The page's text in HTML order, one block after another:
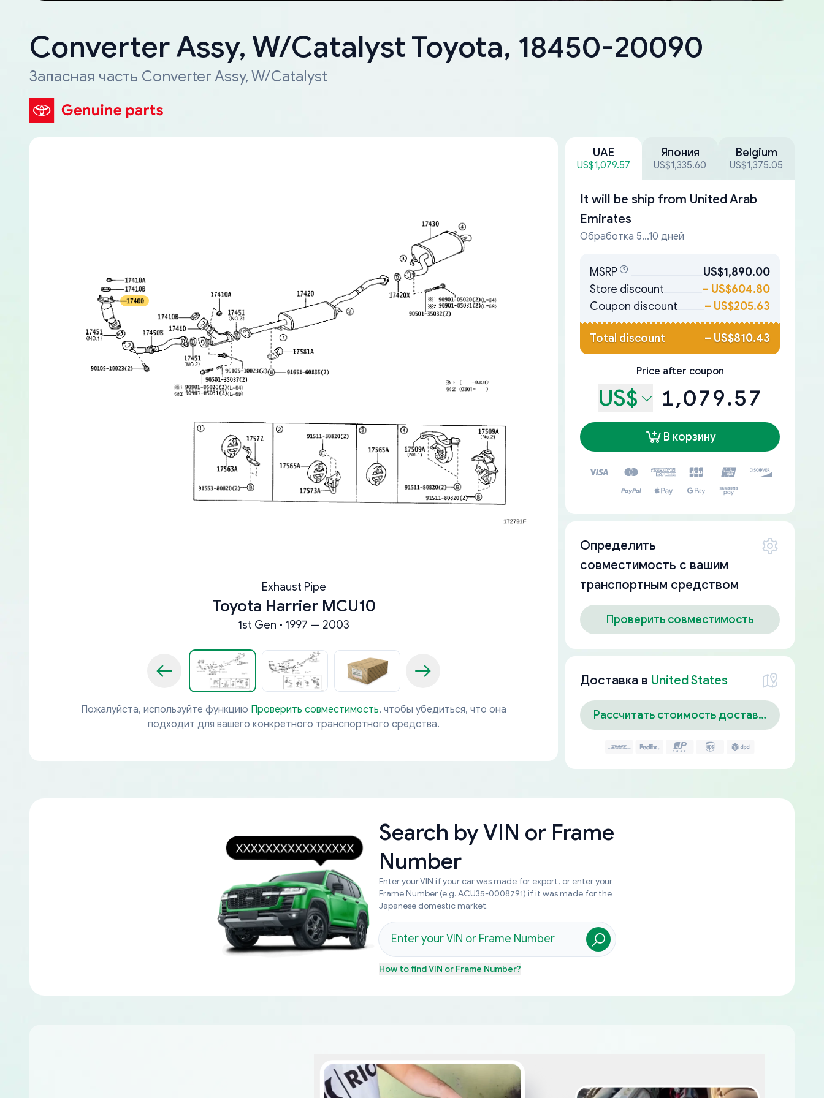
Converter Assy, W/Catalyst Toyota, 18450-20090
Запасная часть Converter Assy, W/Catalyst
Exhaust Pipe
Toyota Harrier MCU10
1st Gen • 1997 — 2003
Пожалуйста, используйте функцию Проверить совместимость, чтобы убедиться, что она
подходит для вашего конкретного транспортного средства.
UAE
US$1,079.57
Япония
US$1,335.60
Belgium
US$1,375.05
It will be ship from United Arab
Emirates
Обработка 5...10 дней
MSRP
US$1,890.00
Store discount
– US$604.80
Coupon discount
– US$205.63
Total discount – US$810.43
Price after coupon
US$ 1,079.57
В корзину
Определить
совместимость с вашим
транспортным средством
Проверить совместимость
Доставка в United States
Рассчитать стоимость доставки
Search byVIN or Frame
Number
Enter your VIN if your car was made for export, or enter your
Frame Number (e.g. ACU35-0008791) if it was made for the
Japanese domestic market.
How to findVIN or Frame Number?